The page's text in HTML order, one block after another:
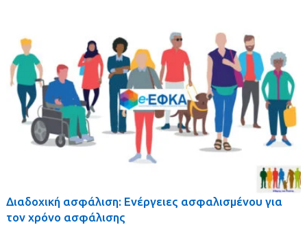
Διαδοχική ασφάλιση: Ενέργειες ασφαλισμένου για
τον χρόνο ασφάλισης